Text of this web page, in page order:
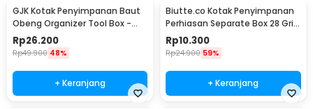
GJK Kotak Penyimpanan Baut
Obeng Organizer Tool Box -
Z20
Rp26.200
Rp49.900 48%
+ Keranjang
Biutte.co Kotak Penyimpanan
Perhiasan Separate Box 28 Grid
- SN-14
Rp10.300
Rp24.900 59%
+ Keranjang